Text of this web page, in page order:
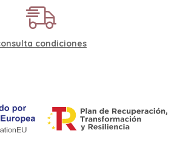
condiciones